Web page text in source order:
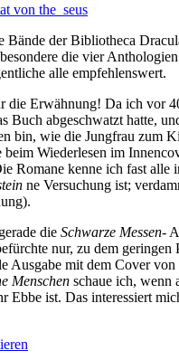
von the_seus
Bände der Bibliotheca
die vier
alle empfehlenswert.
die Erwähnung! Da ich vor
Buch abgeschwatzt hatte,
bin, wie die Jungfrau zum
beim Wiederlesen im
Romane kenne ich fast alle
ne Versuchung ist;
die Schwarze Messen-
nur, zu dem geringen
Ausgabe mit dem Cover
Menschen schaue ich, wenn
Ebbe ist. Das interessiert